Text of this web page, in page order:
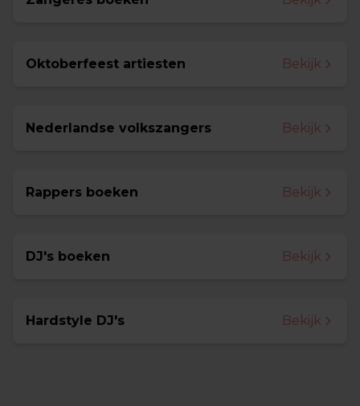
Oktoberfeest artiesten Bekijk
Nederlandse volkszangers Bekijk
Rappers boeken Bekijk
DJ's boeken Bekijk
Hardstyle DJ's Bekijk